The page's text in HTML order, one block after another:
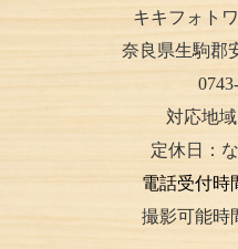
キキフォト
奈良県生駒郡
対応地域
定休日：
電話受付時
撮影可能時